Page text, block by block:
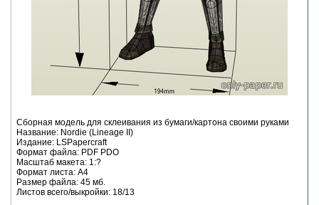
Сборная модель для склеивания из бумаги/картона своими руками
Название: Nordie (Lineage II)
Издание: LSPapercraft
Формат файла: PDF PDO
Масштаб макета: 1:?
Формат листа: А4
Размер файла: 45 мб.
Листов всего/выкройки: 18/13